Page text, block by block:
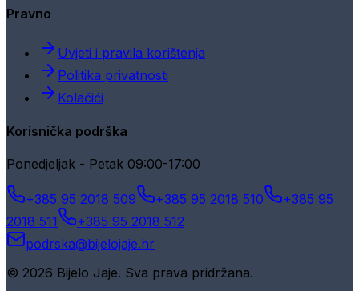
Pravno
Uvjeti i pravila korištenja
Politika privatnosti
Kolačići
Korisnička podrška
Ponedjeljak - Petak 09:00-17:00
+385 95 2018 509 +385 95 2018 510
+385 95
2018 511
+385 95 2018 512
podrska@bijelojaje.hr
© 2026 Bijelo Jaje. Sva prava pridržana.